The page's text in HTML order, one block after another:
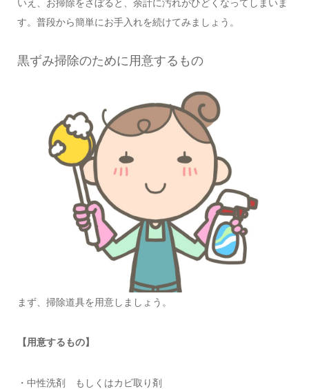
いえ、お掃除をさぼると、余計に汚れがひどくなってしまいま
す。普段から簡単にお手入れを続けてみましょう。
黒ずみ掃除のために用意するもの
まず、掃除道具を用意しましょう。
【用意するもの】
・中性洗剤 もしくはカビ取り剤